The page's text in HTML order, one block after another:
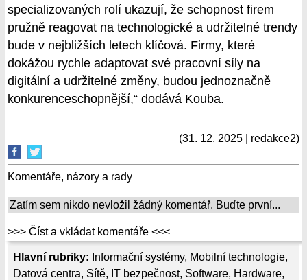
Hlavní rubriky: Informační systémy, Mobilní technologie,
Datová centra, Sítě, IT bezpečnost, Software, Hardware,
specializovaných rolí ukazují, že schopnost firem
pružně reagovat na technologické a udržitelné trendy
bude v nejbližších letech klíčová. Firmy, které
dokážou rychle adaptovat své pracovní síly na
digitální a udržitelné změny, budou jednoznačně
konkurenceschopnější,“ dodává Kouba.
(31. 12. 2025 | redakce2)
Komentáře, názory a rady
Zatím sem nikdo nevložil žádný komentář. Buďte první...
>>> Číst a vkládat komentáře <<<